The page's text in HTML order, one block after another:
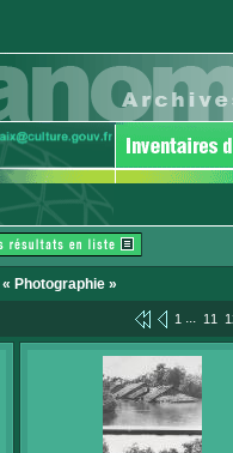
« Photographie »
1 ... 11